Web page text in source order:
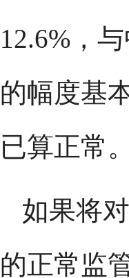
12.6%，
的幅度基
已算正常。
如果将
的正常监